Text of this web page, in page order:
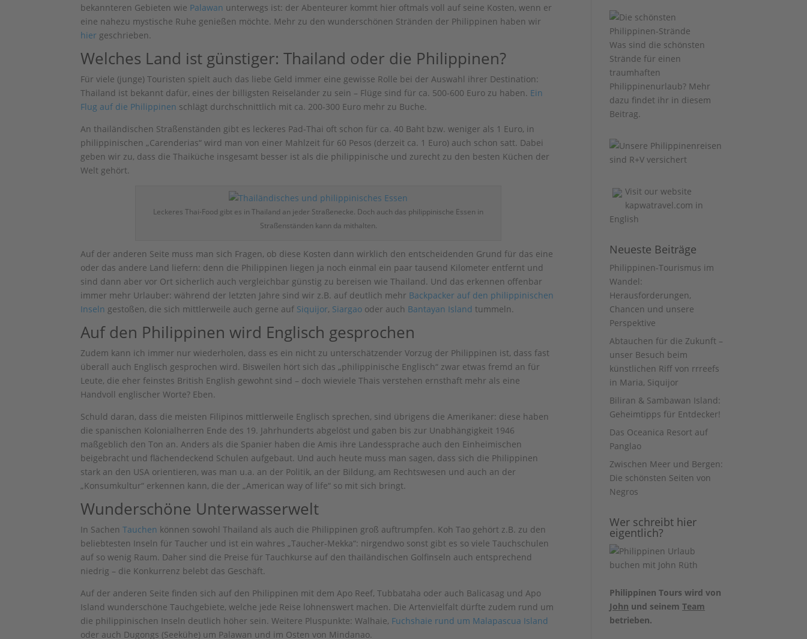
bekannteren Gebieten wie Palawan unterwegs ist: der Abenteurer kommt hier oftmals voll auf seine Kosten, wenn er
eine nahezu mystische Ruhe genießen möchte. Mehr zu den wunderschönen Stränden der Philippinen haben wir
hier geschrieben.
Welches Land ist günstiger: Thailand oder die Philippinen?
Für viele (junge) Touristen spielt auch das liebe Geld immer eine gewisse Rolle bei der Auswahl ihrer Destination:
Thailand ist bekannt dafür, eines der billigsten Reiseländer zu sein – Flüge sind für ca. 500-600 Euro zu haben. Ein
Flug auf die Philippinen schlägt durchschnittlich mit ca. 200-300 Euro mehr zu Buche.
An thailändischen Straßenständen gibt es leckeres Pad-Thai oft schon für ca. 40 Baht bzw. weniger als 1 Euro, in
philippinischen „Carenderias“ wird man von einer Mahlzeit für 60 Pesos (derzeit ca. 1 Euro) auch schon satt. Dabei
geben wir zu, dass die Thaiküche insgesamt besser ist als die philippinische und zurecht zu den besten Küchen der
Welt gehört.
Leckeres Thai-Food gibt es in Thailand an jeder Straßenecke. Doch auch das philippinische Essen in
Straßenständen kann da mithalten.
Auf der anderen Seite muss man sich Fragen, ob diese Kosten dann wirklich den entscheidenden Grund für das eine
oder das andere Land liefern: denn die Philippinen liegen ja noch einmal ein paar tausend Kilometer entfernt und
sind dann aber vor Ort sicherlich auch vergleichbar günstig zu bereisen wie Thailand. Und das erkennen offenbar
immer mehr Urlauber: während der letzten Jahre sind wir z.B. auf deutlich mehr Backpacker auf den philippinischen
Inseln gestoßen, die sich mittlerweile auch gerne auf Siquijor, Siargao oder auch Bantayan Island tummeln.
Auf den Philippinen wird Englisch gesprochen
Zudem kann ich immer nur wiederholen, dass es ein nicht zu unterschätzender Vorzug der Philippinen ist, dass fast
überall auch Englisch gesprochen wird. Bisweilen hört sich das „philippinische Englisch“ zwar etwas fremd an für
Leute, die eher feinstes British English gewohnt sind – doch wieviele Thais verstehen ernsthaft mehr als eine
Handvoll englischer Worte? Eben.
Schuld daran, dass die meisten Filipinos mittlerweile Englisch sprechen, sind übrigens die Amerikaner: diese haben
die spanischen Kolonialherren Ende des 19. Jahrhunderts abgelöst und gaben bis zur Unabhängigkeit 1946
maßgeblich den Ton an. Anders als die Spanier haben die Amis ihre Landessprache auch den Einheimischen
beigebracht und flächendeckend Schulen aufgebaut. Und auch heute muss man sagen, dass sich die Philippinen
stark an den USA orientieren, was man u.a. an der Politik, an der Bildung, am Rechtswesen und auch an der
„Konsumkultur“ erkennen kann, die der „American way of life“ so mit sich bringt.
Wunderschöne Unterwasserwelt
In SachenTauchen können sowohl Thailand als auch die Philippinen groß auftrumpfen. Koh Tao gehört z.B. zu den
beliebtesten Inseln für Taucher und ist ein wahres „Taucher-Mekka“: nirgendwo sonst gibt es so viele Tauchschulen
auf so wenig Raum. Daher sind die Preise für Tauchkurse auf den thailändischen Golfinseln auch entsprechend
niedrig – die Konkurrenz belebt das Geschäft.
Auf der anderen Seite finden sich auf den Philippinen mit dem Apo Reef, Tubbataha oder auch Balicasag und Apo
Island wunderschöne Tauchgebiete, welche jede Reise lohnenswert machen. Die Artenvielfalt dürfte zudem rund um
die philippinischen Inseln deutlich höher sein. Weitere Pluspunkte: Walhaie, Fuchshaie rund um Malapascua Island
oder auch Dugongs (Seekühe) um Palawan und im Osten von Mindanao.
Was sind die schönsten
Strände für einen
traumhaften
Philippinenurlaub? Mehr
dazu findet ihr in diesem
Beitrag.
Visit our website
kapwatravel.com in
English
Neueste Beiträge
Philippinen-Tourismus im
Wandel:
Herausforderungen,
Chancen und unsere
Perspektive
Abtauchen für die Zukunft –
unser Besuch beim
künstlichen Riff von rrreefs
in Maria, Siquijor
Biliran & Sambawan Island:
Geheimtipps für Entdecker!
Das Oceanica Resort auf
Panglao
Zwischen Meer und Bergen:
Die schönsten Seiten von
Negros
Wer schreibt hier
eigentlich?
Philippinen Tours wird von
John und seinemTeam
betrieben.